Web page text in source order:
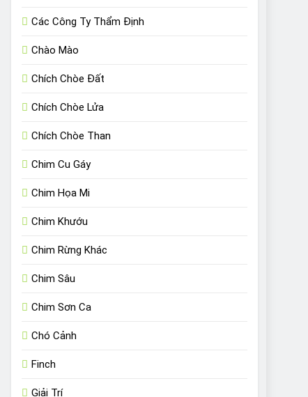
Các Công Ty Thẩm Định
Chào Mào
Chích Chòe Đất
Chích Chòe Lửa
Chích Chòe Than
Chim Cu Gáy
Chim Họa Mi
Chim Khướu
Chim Rừng Khác
Chim Sâu
Chim Sơn Ca
Chó Cảnh
Finch
Giải Trí